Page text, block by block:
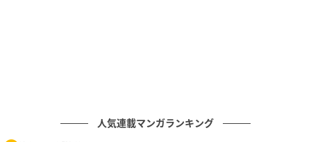
人気連載マンガランキング